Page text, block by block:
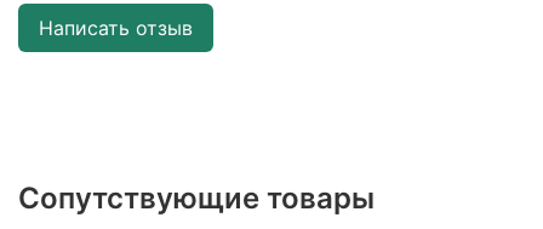
Написать отзыв
Сопутствующие товары